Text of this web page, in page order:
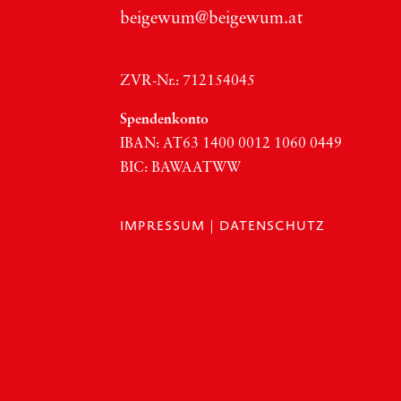
beigewum@beigewum.at
ZVR-Nr.: 712154045
Spen­den­kon­to
IBAN:AT63 1400 0012 1060 0449
BIC:BAWAATWW
IMPRESSUM | DATENSCHUTZ